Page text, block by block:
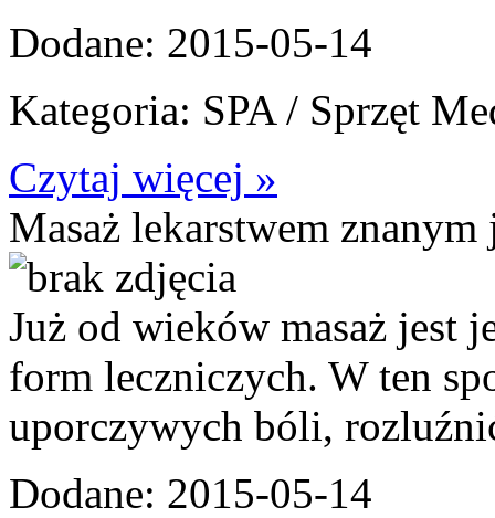
Dodane: 2015-05-14
Kategoria: SPA / Sprzęt
Czytaj więcej »
Masaż lekarstwem
Już od wieków masaż jest
form leczniczych. W ten
uporczywych bóli,
Dodane: 2015-05-14